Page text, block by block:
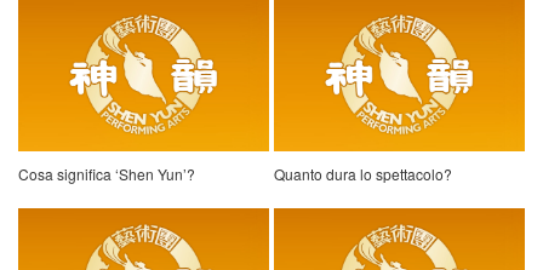
Cosa significa ‘Shen Yun’? Quanto dura lo spettacolo?